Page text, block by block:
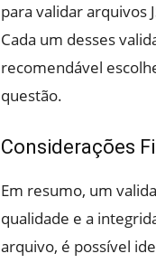
para validar arquivos
Cada um desses
recomendável
questão.
Considerações
Em resumo, um
qualidade e a
arquivo, é possível